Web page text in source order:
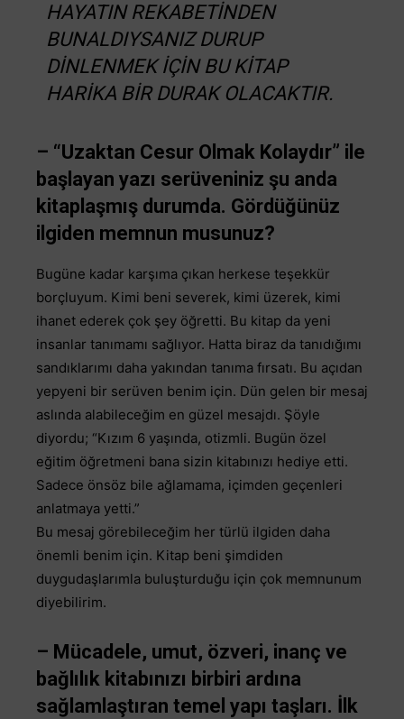
HAYATIN REKABETINDEN
BUNALDIYSANIZ DURUP
DINLENMEK IÇIN BU KITAP
HARIKA BIR DURAK OLACAKTIR.
– “Uzaktan Cesur Olmak Kolaydır” ile
başlayan yazı serüveniniz şu anda
kitaplaşmış durumda. Gördüğünüz
ilgiden memnun musunuz?
Bugüne kadar karşıma çıkan herkese teşekkür
borçluyum. Kimi beni severek, kimi üzerek, kimi
ihanet ederek çok şey öğretti. Bu kitap da yeni
insanlar tanımamı sağlıyor. Hatta biraz da tanıdığımı
sandıklarımı daha yakından tanıma fırsatı. Bu açıdan
yepyeni bir serüven benim için. Dün gelen bir mesaj
aslında alabileceğim en güzel mesajdı. Şöyle
diyordu; “Kızım 6 yaşında, otizmli. Bugün özel
eğitim öğretmeni bana sizin kitabınızı hediye etti.
Sadece önsöz bile ağlamama, içimden geçenleri
anlatmaya yetti.”
Bu mesaj görebileceğim her türlü ilgiden daha
önemli benim için. Kitap beni şimdiden
duygudaşlarımla buluşturduğu için çok memnunum
diyebilirim.
– Mücadele, umut, özveri, inanç ve
bağlılık kitabınızı birbiri ardına
sağlamlaştıran temel yapı taşları. İlk